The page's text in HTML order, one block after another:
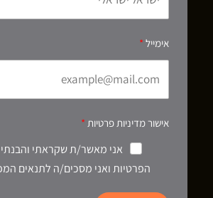
אימייל
אישור מדיניות פרטיות
אני מאשר/ת שקראתי
הפרטיות ואני מסכים/ה לתנאים